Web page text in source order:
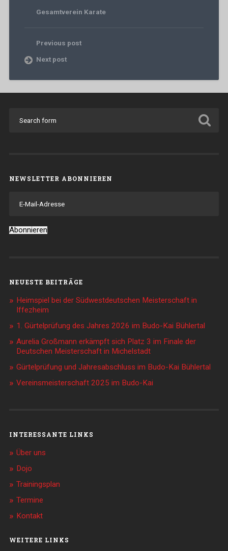
Gesamtverein Karate
Previous post
Next post
NEWSLETTER ABONNIEREN
Mail-
Abonnieren
NEUESTE BEITRÄGE
Heimspiel bei der Südwestdeutschen Meisterschaft in
Iffezheim
1. Gürtelprüfung des Jahres 2026 im Budo-Kai Bühlertal
Aurelia Großmann erkämpft sich Platz 3 im Finale der
Deutschen Meisterschaft in Michelstadt
Gürtelprüfung und Jahresabschluss im Budo-Kai Bühlertal
Vereinsmeisterschaft 2025 im Budo-Kai
INTERESSANTE LINKS
Über uns
Dojo
Trainingsplan
Termine
Kontakt
WEITERE LINKS